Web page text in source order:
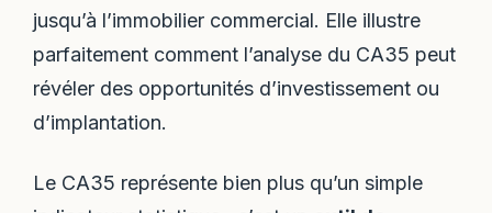
jusqu’à l’immobilier commercial. Elle illustre
parfaitement comment l’analyse du CA35 peut
révéler des opportunités d’investissement ou
d’implantation.
Le CA35 représente bien plus qu’un simple